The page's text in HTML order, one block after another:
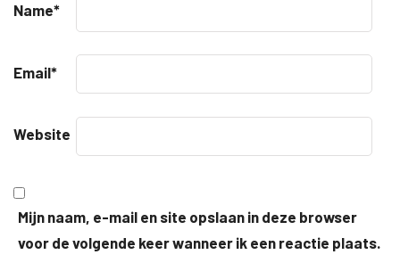
Name*
Email*
Website
Mijn naam, e-mail en site opslaan in deze browser
voor de volgende keer wanneer ik een reactie plaats.